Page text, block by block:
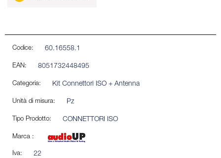
Codice: 60.16558.1
EAN: 8051732448495
Categoria: Kit Connettori ISO + Antenna
Unità di misura: Pz
Tipo Prodotto: CONNETTORI ISO
Marca :
Iva: 22